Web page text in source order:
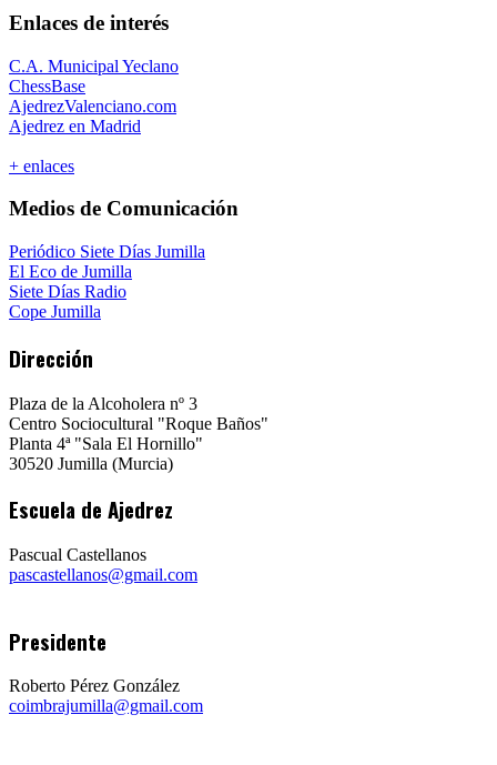
Enlaces de interés
C.A. Municipal Yeclano
ChessBase
AjedrezValenciano.com
Ajedrez en Madrid
+ enlaces
Medios de Comunicación
Periódico Siete Días Jumilla
El Eco de Jumilla
Siete Días Radio
Cope Jumilla
Dirección
Plaza de la Alcoholera nº 3
Centro Sociocultural "Roque Baños"
Planta 4ª "Sala El Hornillo"
30520 Jumilla (Murcia)
Escuela de Ajedrez
Pascual Castellanos
pascastellanos@gmail.com
Presidente
Roberto Pérez González
coimbrajumilla@gmail.com